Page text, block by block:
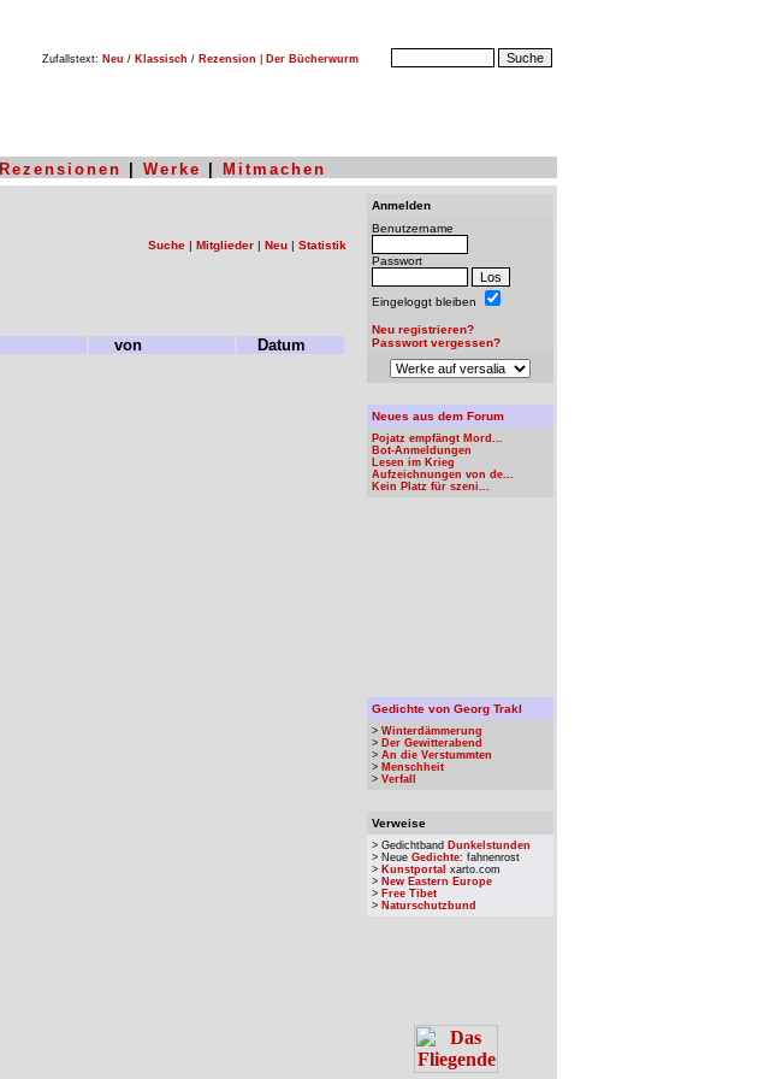
Zufallstext: Neu / Klassisch / Rezension Der Bücherwurm
Rezensionen Werke Mitmachen
Suche | Mitglieder | Neu | Statistik
von Datum
Anmelden
Benutzername
Passwort
Eingeloggt bleiben
Neu registrieren?
Passwort vergessen?
Neues aus dem Forum
Pojatz empfängt Mord...
Bot-Anmeldungen
Lesen im Krieg
Aufzeichnungen von de...
Kein Platz für szeni...
Gedichte von Georg Trakl
> Winterdämmerung
> Der Gewitterabend
> An die Verstummten
> Menschheit
> Verfall
Verweise
> Gedichtband Dunkelstunden
> Neue Gedichte: fahnenrost
> Kunstportal xarto.com
> New Eastern Europe
> Free Tibet
> Naturschutzbund